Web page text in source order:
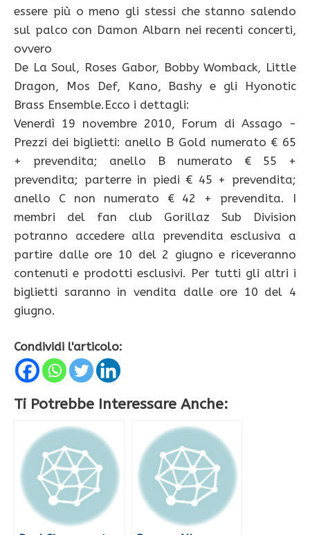
essere più o meno gli stessi che stanno salendo
sul palco con Damon Albarn nei recenti concerti,
ovvero
De La Soul, Roses Gabor, Bobby Womback, Little
Dragon, Mos Def, Kano, Bashy e gli Hyonotic
Brass Ensemble.Ecco i dettagli:
Venerdì 19 novembre 2010, Forum di Assago -
Prezzi dei biglietti: anello B Gold numerato € 65
+ prevendita; anello B numerato € 55 +
prevendita; parterre in piedi € 45 + prevendita;
anello C non numerato € 42 + prevendita. I
membri del fan club Gorillaz Sub Division
potranno accedere alla prevendita esclusiva a
partire dalle ore 10 del 2 giugno e riceveranno
contenuti e prodotti esclusivi. Per tutti gli altri i
biglietti saranno in vendita dalle ore 10 del 4
giugno.
Condividi l'articolo:
Ti Potrebbe Interessare Anche: